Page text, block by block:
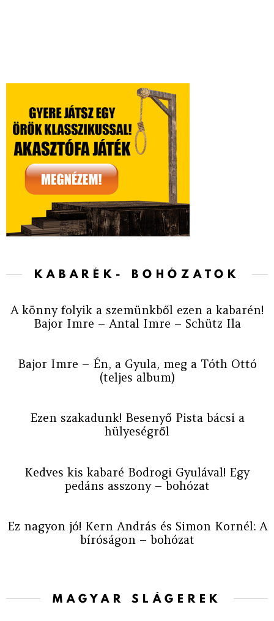
KABARÉK- BOHÓZATOK
A könny folyik a szemünkből ezen a kabarén!
Bajor Imre – Antal Imre – Schütz Ila
Bajor Imre – Én, a Gyula, meg a Tóth Ottó
(teljes album)
Ezen szakadunk! Besenyő Pista bácsi a
hülyeségről
Kedves kis kabaré Bodrogi Gyulával! Egy
pedáns asszony – bohózat
Ez nagyon jó! Kern András és Simon Kornél: A
bíróságon – bohózat
MAGYAR SLÁGEREK